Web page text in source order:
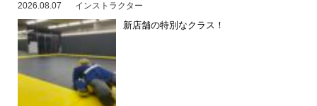
2026.08.07 インストラクター
新店舗の特別なクラス！